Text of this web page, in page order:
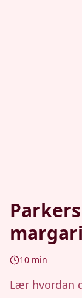
10 min
Lær hvordan